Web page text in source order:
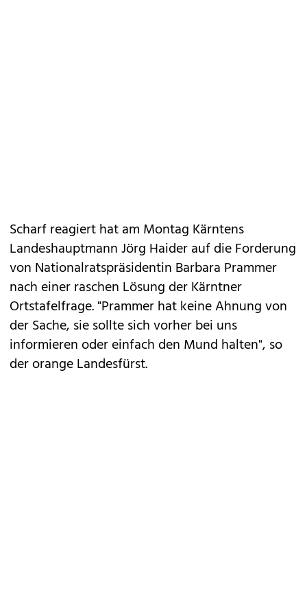
Scharf reagiert hat am Montag Kärntens
Landeshauptmann Jörg Haider auf die Forderung
von Nationalratspräsidentin Barbara Prammer
nach einer raschen Lösung der Kärntner
Ortstafelfrage. "Prammer hat keine Ahnung von
der Sache, sie sollte sich vorher bei uns
informieren oder einfach den Mund halten", so
der orange Landesfürst.